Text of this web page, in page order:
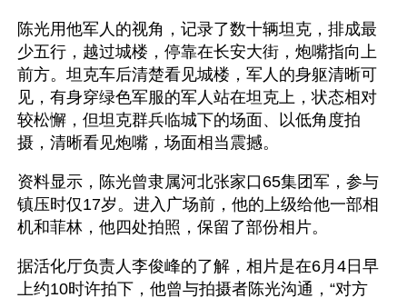
陈光用他军人的视角，记录了数十辆坦克，排成最
少五行，越过城楼，停靠在长安大街，炮嘴指向上
前方。坦克车后清楚看见城楼，军人的身躯清晰可
见，有身穿绿色军服的军人站在坦克上，状态相对
较松懈，但坦克群兵临城下的场面、以低角度拍
摄，清晰看见炮嘴，场面相当震撼。
资料显示，陈光曾隶属河北张家口65集团军，参与
镇压时仅17岁。进入广场前，他的上级给他一部相
机和菲林，他四处拍照，保留了部份相片。
据活化厅负责人李俊峰的了解，相片是在6月4日早
上约10时许拍下，他曾与拍摄者陈光沟通，“对方